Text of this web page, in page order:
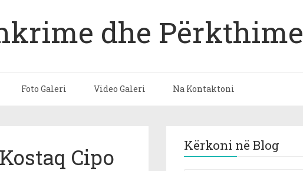
dhe Përkthime
Foto Galeri Video Galeri Na Kontaktoni
Cipo Kërkoni në Blog